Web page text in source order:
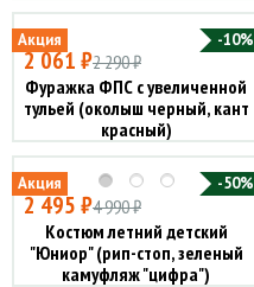
Акция -10%
2 061 ₽2 290 ₽
Фуражка ФПС с увеличенной
тульей (околыш черный, кант
красный)
Акция -50%
2 495 ₽4 990 ₽
Костюм летний детский
"Юниор" (рип-стоп, зеленый
камуфляж "цифра")